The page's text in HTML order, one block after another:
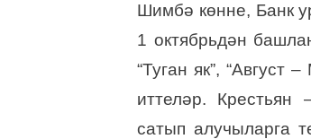
Шимбә көнне, Банк
1 октябрьдән
“Туган як”,
иттеләр.
сатып алучыларга